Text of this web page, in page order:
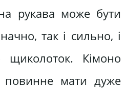
рукава може бути
так і сильно, і
Кімоно
повинне мати дуже